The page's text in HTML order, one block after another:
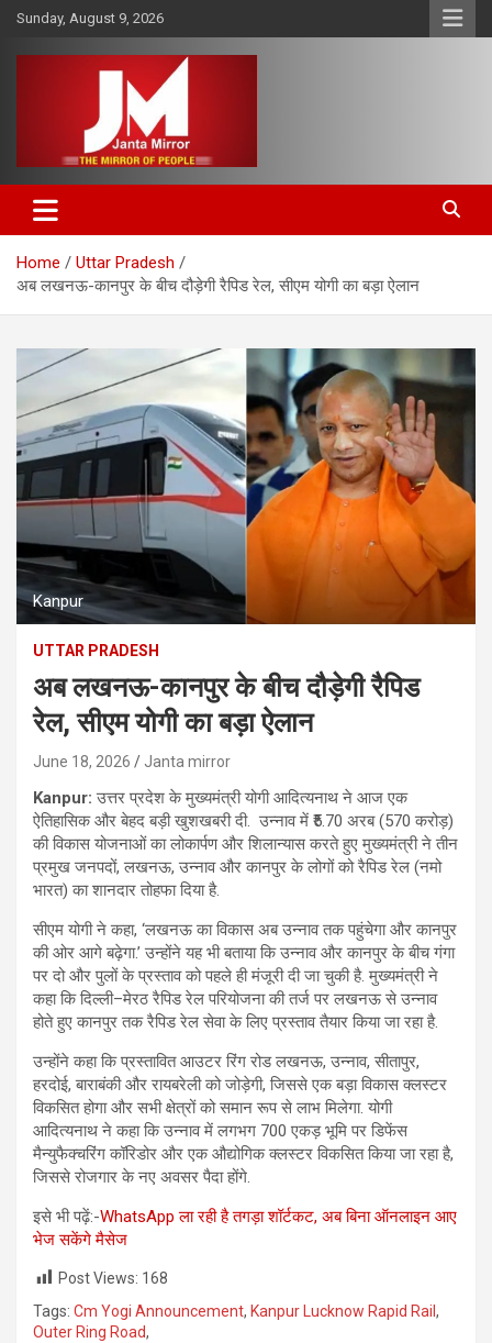
Skip
content
Sunday, August 9, 2026
Janta Mirror
Home
Uttar Pradesh
अब लखनऊ-कानपुर के बीच दौड़ेगी रैपिड रेल, सीएम योगी का बड़ा ऐलान
Kanpur
UTTAR PRADESH
अब लखनऊ-कानपुर के बीच दौड़ेगी रैपिड
रेल, सीएम योगी का बड़ा ऐलान
June 18, 2026 Janta mirror
Kanpur:उत्तर प्रदेश के मुख्यमंत्री योगी आदित्यनाथ ने आज एक
ऐतिहासिक और बेहद बड़ी खुशखबरी दी. उन्नाव में ₹5.70 अरब (570 करोड़)
की विकास योजनाओं का लोकार्पण और शिलान्यास करते हुए मुख्यमंत्री ने तीन
प्रमुख जनपदों, लखनऊ, उन्नाव और कानपुर के लोगों को रैपिड रेल (नमो
भारत) का शानदार तोहफा दिया है.
सीएम योगी ने कहा, ‘लखनऊ का विकास अब उन्नाव तक पहुंचेगा और कानपुर
की ओर आगे बढ़ेगा.’ उन्होंने यह भी बताया कि उन्नाव और कानपुर के बीच गंगा
पर दो और पुलों के प्रस्ताव को पहले ही मंजूरी दी जा चुकी है. मुख्यमंत्री ने
कहा कि दिल्ली–मेरठ रैपिड रेल परियोजना की तर्ज पर लखनऊ से उन्नाव
होते हुए कानपुर तक रैपिड रेल सेवा के लिए प्रस्ताव तैयार किया जा रहा है.
उन्होंने कहा कि प्रस्तावित आउटर रिंग रोड लखनऊ, उन्नाव, सीतापुर,
हरदोई, बाराबंकी और रायबरेली को जोड़ेगी, जिससे एक बड़ा विकास क्लस्टर
विकसित होगा और सभी क्षेत्रों को समान रूप से लाभ मिलेगा. योगी
आदित्यनाथ ने कहा कि उन्नाव में लगभग 700 एकड़ भूमि पर डिफेंस
मैन्युफैक्चरिंग कॉरिडोर और एक औद्योगिक क्लस्टर विकसित किया जा रहा है,
जिससे रोजगार के नए अवसर पैदा होंगे.
इसे भी पढ़ें:-WhatsApp ला रही है तगड़ा शॉर्टकट, अब बिना ऑनलाइन आए
भेज सकेंगे मैसेज
Post Views: 168
Tags: Cm Yogi Announcement, Kanpur Lucknow Rapid Rail ,
Outer Ring Road,